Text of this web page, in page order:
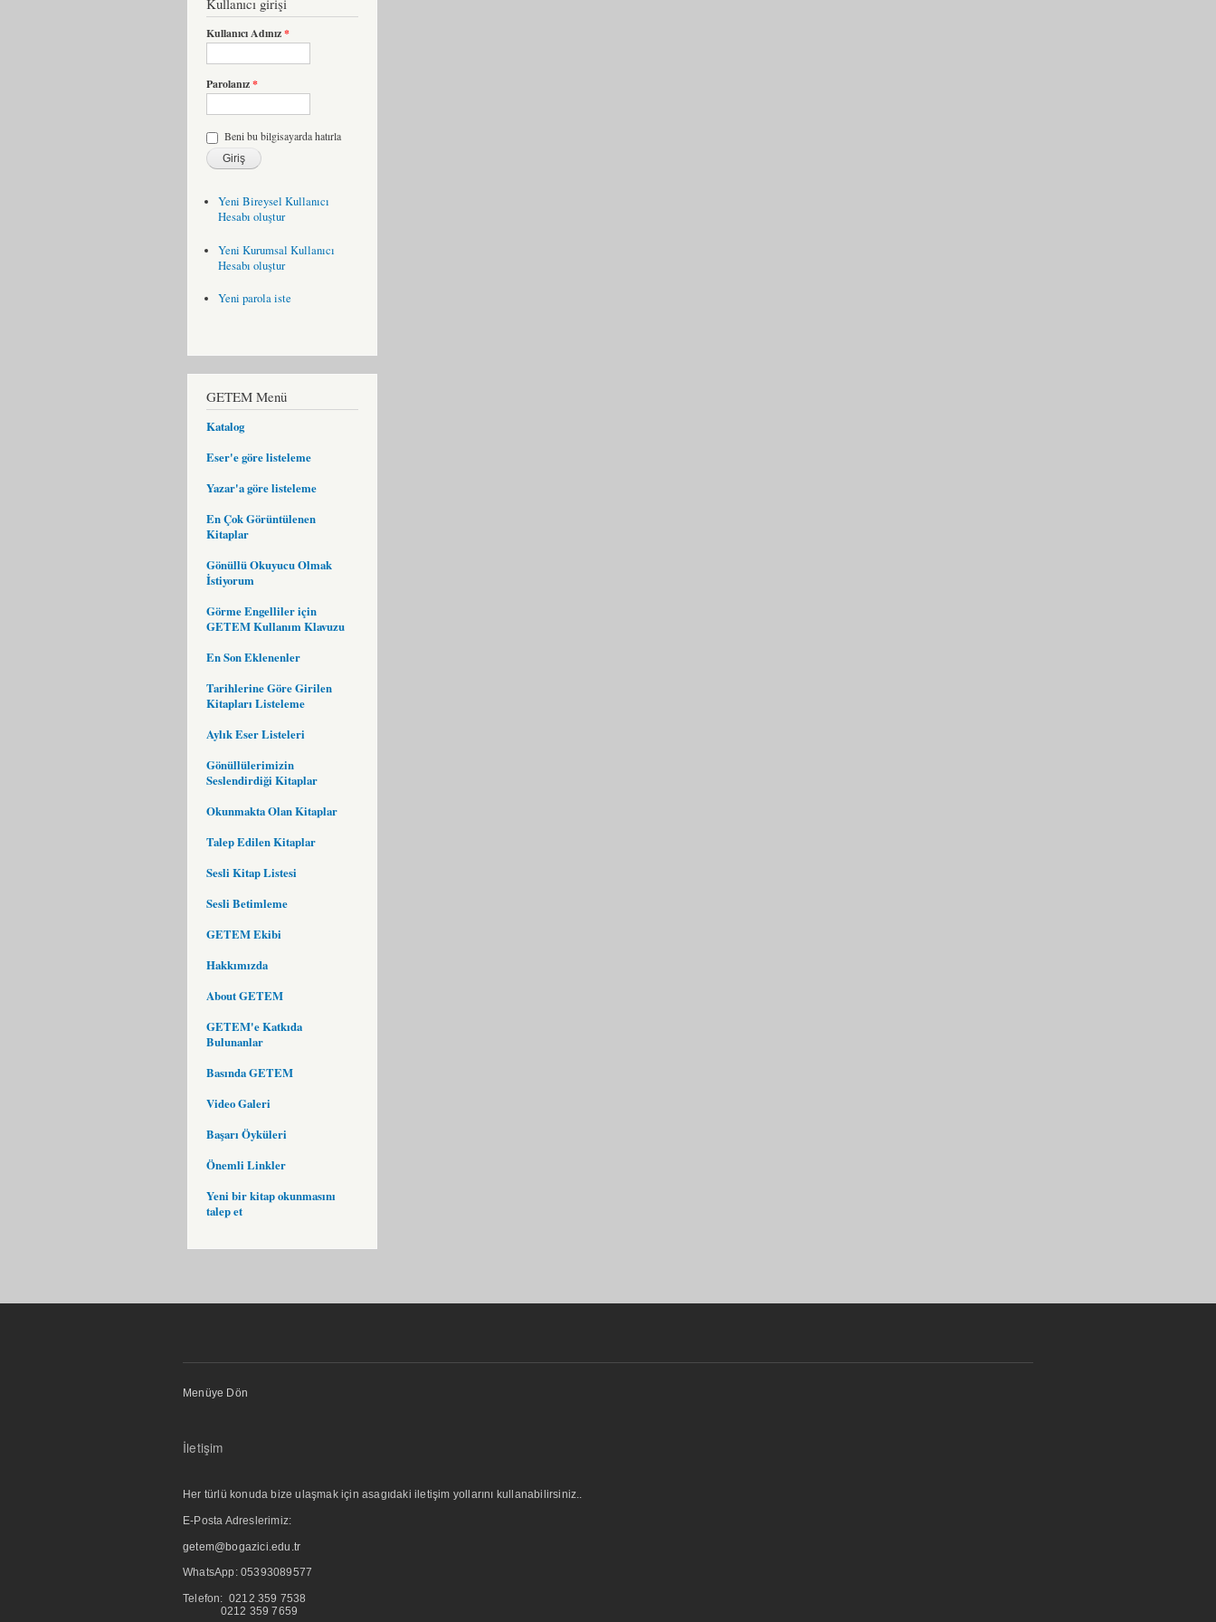
Kullanıcı Adınız*
Parolanız*
Beni bu bilgisayarda hatırla
Yeni Bireysel Kullanıcı
Hesabı oluştur
Yeni Kurumsal Kullanıcı
Hesabı oluştur
Yeni parola iste
GETEM Menü
Katalog
Eser'e göre listeleme
Yazar'a göre listeleme
En Çok Görüntülenen
Kitaplar
Gönüllü Okuyucu Olmak
İstiyorum
Görme Engelliler için
GETEM Kullanım Klavuzu
En Son Eklenenler
Tarihlerine Göre Girilen
Kitapları Listeleme
Aylık Eser Listeleri
Gönüllülerimizin
Seslendirdiği Kitaplar
Okunmakta Olan Kitaplar
Talep Edilen Kitaplar
Sesli Kitap Listesi
Sesli Betimleme
GETEM Ekibi
Hakkımızda
About GETEM
GETEM'e Katkıda
Bulunanlar
Basında GETEM
Video Galeri
Başarı Öyküleri
Önemli Linkler
Yeni bir kitap okunmasını
talep et
Menüye Dön
İletişim
Her türlü konuda bize ulaşmak için asagıdaki iletişim yollarını kullanabilirsiniz..
E-Posta Adreslerimiz:
getem@bogazici.edu.tr
WhatsApp: 05393089577
Telefon: 0212 359 7538
0212 359 7659